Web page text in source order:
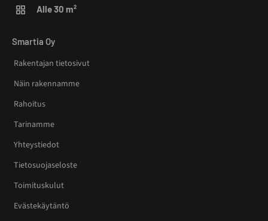
Alle 30 m²
Smartia Oy
Rakentajan tietosivut
Näin rakennamme
Rahoitus
Tarinamme
Yhteystiedot
Tietosuojaseloste
Toimituskulut
Evästekäytäntö